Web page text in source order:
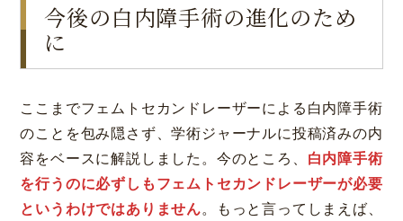
今後の白内障手術の進化のため
に
ここまでフェムトセカンドレーザーによる白内障手術
のことを包み隠さず、学術ジャーナルに投稿済みの内
容をベースに解説しました。今のところ、 白内障手術
を行うのに必ずしもフェムトセカンドレーザーが必要
というわけではありません。もっと言ってしまえば、